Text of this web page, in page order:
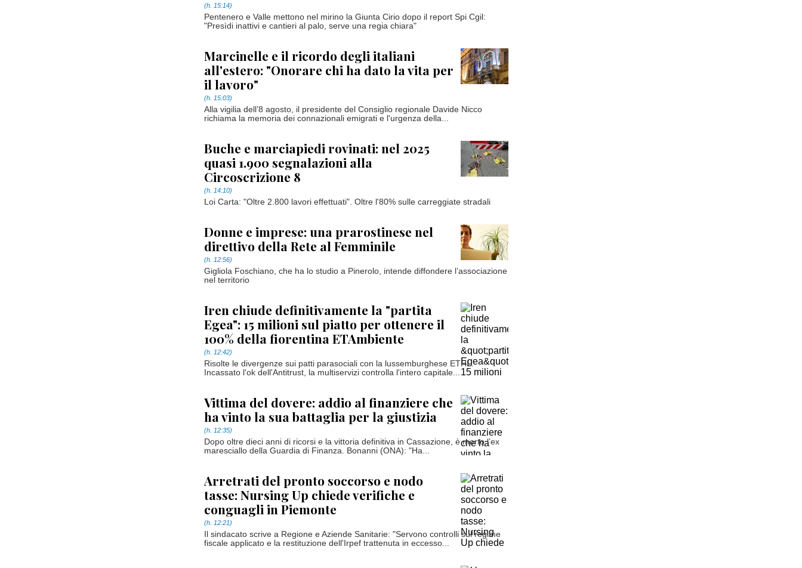
(h. 15:14)
Pentenero e Valle mettono nel mirino la Giunta Cirio dopo il report Spi Cgil:
"Presìdi inattivi e cantieri al palo, serve una regia chiara"
Marcinelle e il ricordo degli italiani
all'estero: "Onorare chi ha dato la vita per
il lavoro"
(h. 15:03)
Alla vigilia dell’8 agosto, il presidente del Consiglio regionale Davide Nicco
richiama la memoria dei connazionali emigrati e l'urgenza della...
Buche e marciapiedi rovinati: nel 2025
quasi 1.900 segnalazioni alla
Circoscrizione 8
(h. 14:10)
Loi Carta: "Oltre 2.800 lavori effettuati". Oltre l'80% sulle carreggiate stradali
Donne e imprese: una prarostinese nel
direttivo della Rete al Femminile
(h. 12:56)
Gigliola Foschiano, che ha lo studio a Pinerolo, intende diffondere l’associazione
nel territorio
Iren chiude definitivamente la "partita
Egea": 15 milioni sul piatto per ottenere il
100% della fiorentina ETAmbiente
(h. 12:42)
Risolte le divergenze sui patti parasociali con la lussemburghese ETHL.
Incassato l'ok dell'Antitrust, la multiservizi controlla l'intero capitale...
Vittima del dovere: addio al finanziere che
ha vinto la sua battaglia per la giustizia
(h. 12:35)
Dopo oltre dieci anni di ricorsi e la vittoria definitiva in Cassazione, è morto l’ex
maresciallo della Guardia di Finanza. Bonanni (ONA): "Ha...
Arretrati del pronto soccorso e nodo
tasse: Nursing Up chiede verifiche e
conguagli in Piemonte
(h. 12:21)
Il sindacato scrive a Regione e Aziende Sanitarie: "Servono controlli sul regime
fiscale applicato e la restituzione dell'Irpef trattenuta in eccesso...